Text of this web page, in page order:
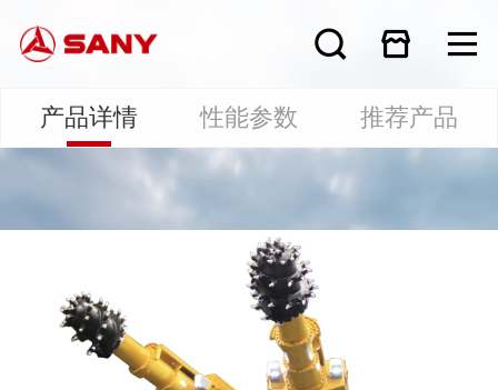
产品详情 性能参数 推荐产品